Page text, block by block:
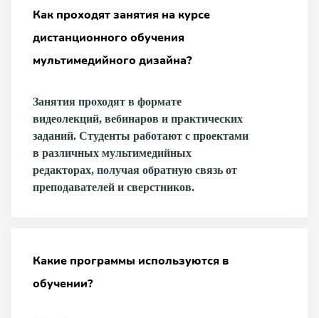
Как проходят занятия на курсе
дистанционного обучения
мультимедийного дизайна?
Занятия проходят в формате
видеолекций, вебинаров и практических
заданий. Студенты работают с проектами
в различных мультимедийных
редакторах, получая обратную связь от
преподавателей и сверстников.
Какие программы используются в
обучении?